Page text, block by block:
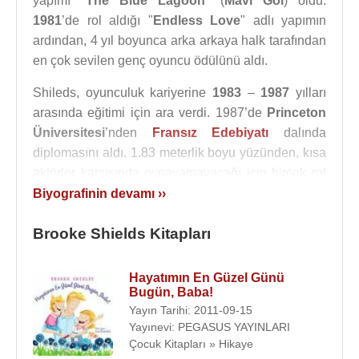
1981’de rol aldığı " Endless Love" adlı yapımın
ardından, 4 yıl boyunca arka arkaya halk tarafından
en çok sevilen genç oyuncu ödülünü aldı.
Shileds, oyunculuk kariyerine 1983 – 1987 yılları
arasında eğitimi için ara verdi. 1987’de Princeton
Üniversitesi’nden Fransız Edebiyatı dalında
diplomasını aldı. 1.83 meterlik boyu yüzünden, kısa
kaçırdığını söylemişti.
Shields, beyaz perdenin yanında birçok televizon
yapımında da rol aldı. Bunlardan en başarılı olanı,
yapımı "Suddenly Susan" oldu. Bu dizi Shields’a
1997’de "halk tarafından en çok sevilen kadın
oyuncu" ödülünü kazandırdı. Tiyatro da da kendini
gösteren oyuncu "Grease", "Cabaret", "
Biyografinin devamı ››
Brooke Shields Kitapları
Hayatımın En Güzel Günü
Bugün, Baba!
Yayın Tarihi: 2011-09-15
Yayınevi: PEGASUS YAYINLARI
Çocuk Kitapları » Hikaye